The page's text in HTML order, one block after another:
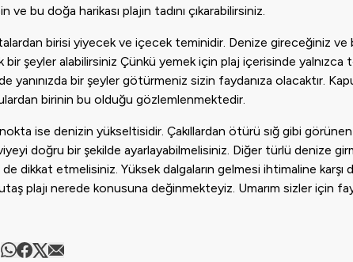
bu doğa harikası plajın tadını çıkarabilirsiniz.
birisi yiyecek ve içecek teminidir. Denize gireceğiniz ve
bir şeyler alabilirsiniz Çünkü yemek için plaj içerisinde yalnızca
bir şeyler götürmeniz sizin faydanıza olacaktır.
birinin bu olduğu gözlemlenmektedir.
ise denizin yükseltisidir. Çakıllardan ötürü sığ gibi
doğru bir şekilde ayarlayabilmelisiniz. Diğer türlü denize
dikkat etmelisiniz. Yüksek dalgaların gelmesi ihtimaline karşı
plajı nerede konusuna değinmekteyiz. Umarım sizler için